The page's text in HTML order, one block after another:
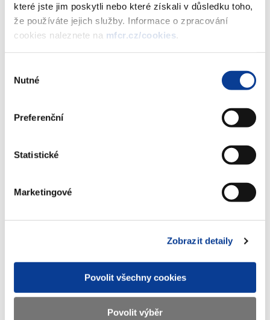
které jste jim poskytli nebo které získali v důsledku toho,
že používáte jejich služby. Informace o zpracování
cookies naleznete na mfcr.cz/cookies.
souhlasu
Nutné
Preferenční
Statistické
Marketingové
Zobrazit detaily
Povolit všechny cookies
Povolit výběr
Oznámení Ministerstva financí o
vydání 2. tranše PROTI-INFLAČNÍHO
Stáhnout vybrané (
Doporučeno 30 ×
Ministerstvo financí ČR